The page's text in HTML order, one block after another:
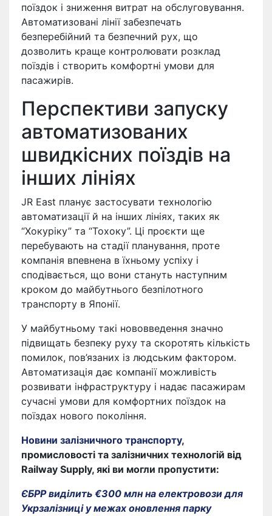
поїздок і зниження витрат на обслуговування.
Автоматизовані лінії забезпечать
безперебійний та безпечний рух, що
дозволить краще контролювати розклад
поїздів і створить комфортні умови для
пасажирів.
Перспективи запуску
автоматизованих
швидкісних поїздів на
інших лініях
JR East планує застосувати технологію
автоматизації й на інших лініях, таких як
“Хокуріку” та “Тохоку”. Ці проєкти ще
перебувають на стадії планування, проте
компанія впевнена в їхньому успіху і
сподівається, що вони стануть наступним
кроком до майбутнього безпілотного
транспорту в Японії.
У майбутньому такі нововведення значно
підвищать безпеку руху та скоротять кількість
помилок, пов’язаних із людським фактором.
Автоматизація дає компанії можливість
розвивати інфраструктуру і надає пасажирам
сучасні умови для комфортних поїздок на
поїздах нового покоління.
Новини залізничного транспорту,
промисловості та залізничних технологій від
Railway Supply, які ви могли пропустити:
ЄБРР виділить €300 млн на електровози для
Укрзалізниці у межах оновлення парку